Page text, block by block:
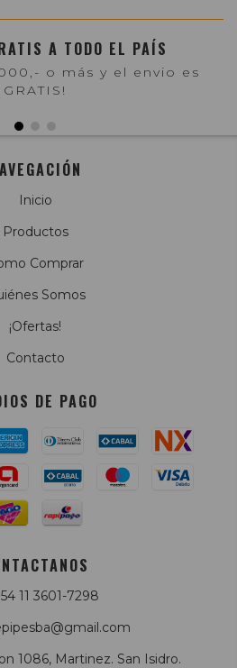
A TODO EL PAÍS
o más y el envio es
GRATIS!
Inicio
Productos
Comprar
Somos
¡Ofertas!
Contacto
DE PAGO
11 3601-7298
1086, Martinez. San Isidro.